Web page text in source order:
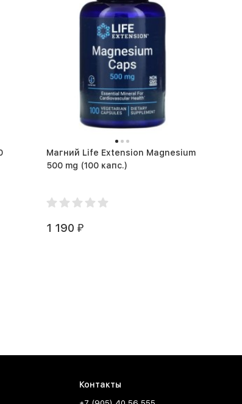
Магний Life Extension Magnesium
500 mg (100 капс.)
1 190 ₽
Контакты